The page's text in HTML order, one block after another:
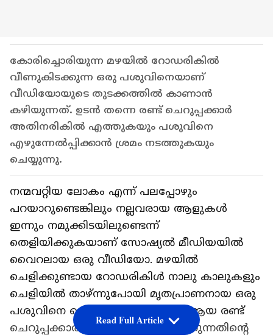
കോരിച്ചൊരിയുന്ന മഴയിൽ റോഡരികിൽ
വീണുകിടക്കുന്ന ഒരു പശുവിനെയാണ്
വീഡ‍ിയോയുടെ തുടക്കത്തിൽ കാണാൻ
കഴിയുന്നത്. ഉടൻ തന്നെ രണ്ട് ചെറുപ്പക്കാർ
അതിനരികിൽ എത്തുകയും പശുവിനെ
എഴുന്നേൽപ്പിക്കാൻ ശ്രമം നടത്തുകയും
ചെയ്യുന്നു.
നന്മവറ്റിയ ലോകം എന്ന് പലപ്പോഴും
പറയാറുണ്ടെങ്കിലും നല്ലവരായ ആളുകൾ
ഇന്നും നമുക്കിടയിലുണ്ടെന്ന്
തെളിയിക്കുകയാണ് സോഷ്യൽ മീഡിയയിൽ
വൈറലായ ഒരു വീഡിയോ. മഴയിൽ
ചെളിക്കുണ്ടായ റോഡരികിൾ നാലു കാലുകളും
ചെളിയിൽ താഴ്ന്നുപോയി മൃതപ്രാണനായ ഒരു
പശുവിനെ ബൈക്ക് റൈഡേഴ്സ് ആയ രണ്ട്
ചെറുപ്പക്കാർ ചേർന്ന് രക്ഷപെടുത്തുന്നതിന്റെ
Read Full Article